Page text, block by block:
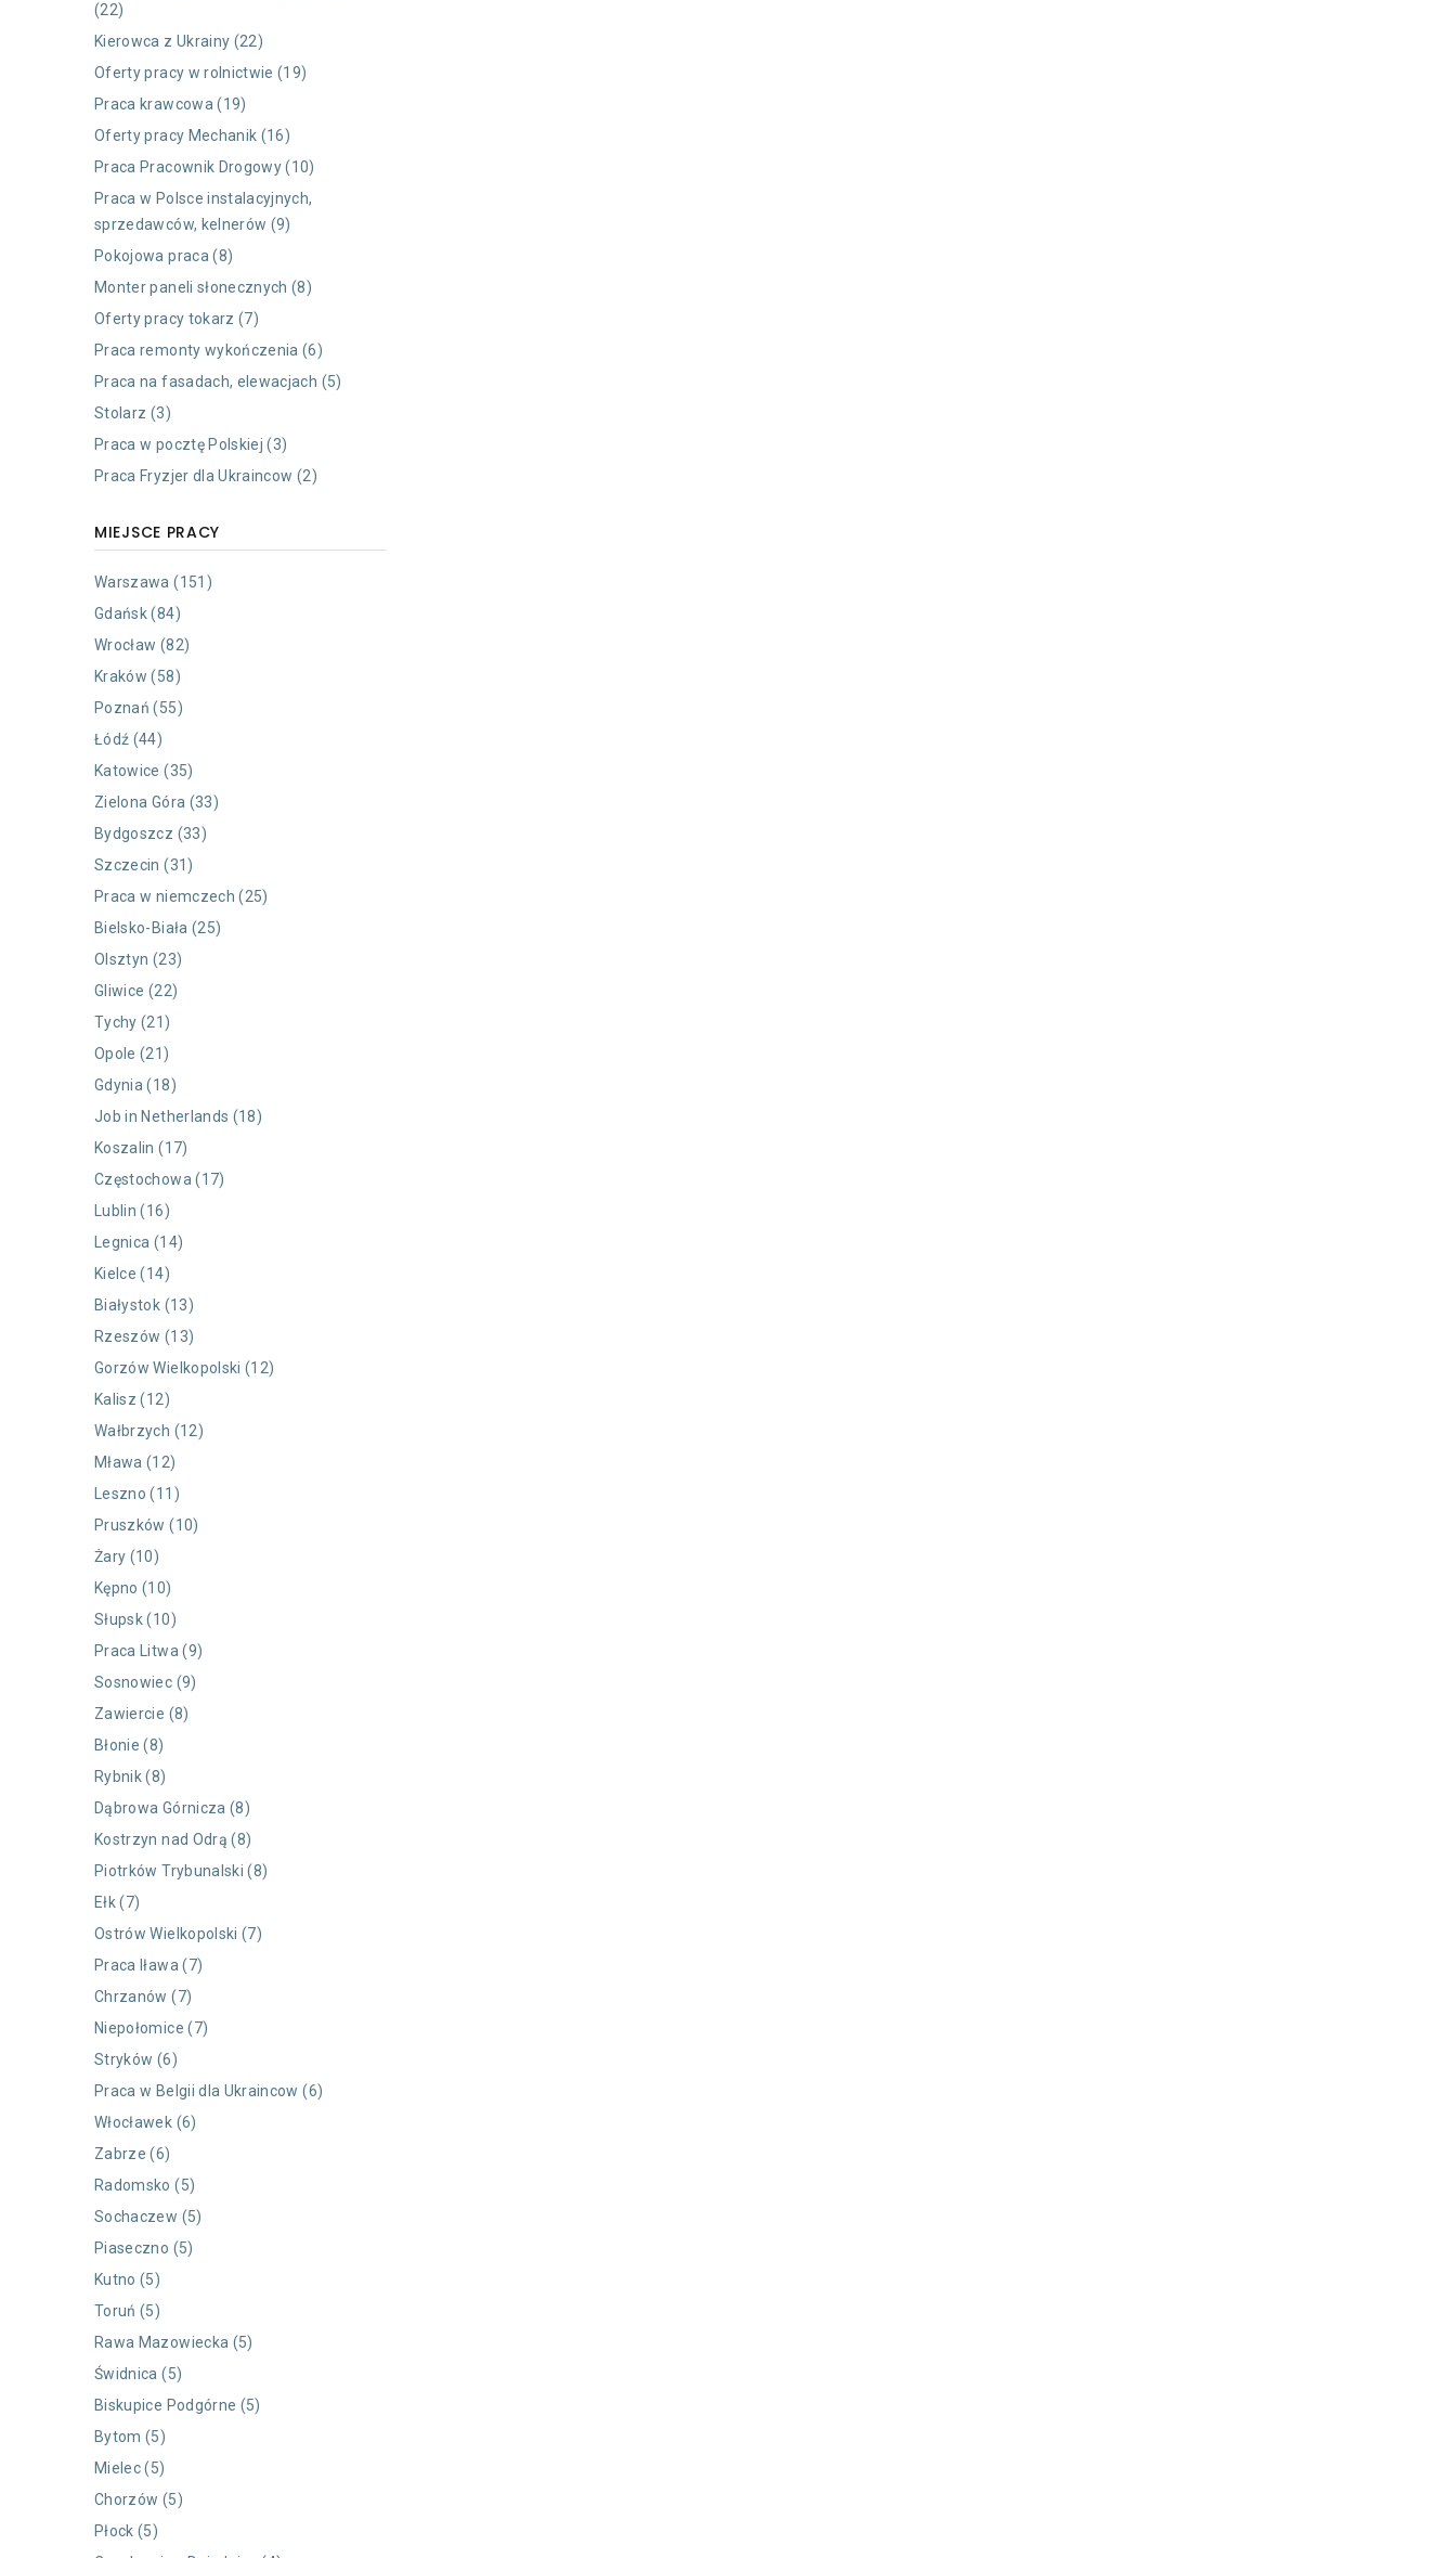
(22)
Kierowca z Ukrainy (22)
Oferty pracy w rolnictwie (19)
Praca krawcowa (19)
Oferty pracy Mechanik (16)
Praca Pracownik Drogowy (10)
Praca w Polsce instalacyjnych,
sprzedawców, kelnerów (9)
Pokojowa praca (8)
Monter paneli słonecznych (8)
Oferty pracy tokarz (7)
Praca remonty wykończenia (6)
Praca na fasadach, elewacjach (5)
Stolarz (3)
Praca w pocztę Polskiej (3)
Praca Fryzjer dla Ukraincow (2)
MIEJSCE PRACY
Warszawa (151)
Gdańsk (84)
Wrocław (82)
Kraków (58)
Poznań (55)
Łódź (44)
Katowice (35)
Zielona Góra (33)
Bydgoszcz (33)
Szczecin (31)
Praca w niemczech (25)
Bielsko-Biała (25)
Olsztyn (23)
Gliwice (22)
Tychy (21)
Opole (21)
Gdynia (18)
Job in Netherlands (18)
Koszalin (17)
Częstochowa (17)
Lublin (16)
Legnica (14)
Kielce (14)
Białystok (13)
Rzeszów (13)
Gorzów Wielkopolski (12)
Kalisz (12)
Wałbrzych (12)
Mława (12)
Leszno (11)
Pruszków (10)
Żary (10)
Kępno (10)
Słupsk (10)
Praca Litwa (9)
Sosnowiec (9)
Zawiercie (8)
Błonie (8)
Rybnik (8)
Dąbrowa Górnicza (8)
Kostrzyn nad Odrą (8)
Piotrków Trybunalski (8)
Ełk (7)
Ostrów Wielkopolski (7)
Praca Iława (7)
Chrzanów (7)
Niepołomice (7)
Stryków (6)
Praca w Belgii dla Ukraincow (6)
Włocławek (6)
Zabrze (6)
Radomsko (5)
Sochaczew (5)
Piaseczno (5)
Kutno (5)
Toruń (5)
Rawa Mazowiecka (5)
Świdnica (5)
Biskupice Podgórne (5)
Bytom (5)
Mielec (5)
Chorzów (5)
Płock (5)